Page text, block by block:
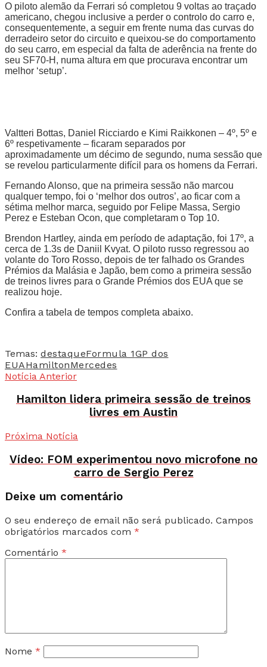
O piloto alemão da Ferrari só completou 9 voltas ao traçado
americano, chegou inclusive a perder o controlo do carro e,
consequentemente, a seguir em frente numa das curvas do
derradeiro setor do circuito e queixou-se do comportamento
do seu carro, em especial da falta de aderência na frente do
seu SF70-H, numa altura em que procurava encontrar um
melhor ‘setup’.
Valtteri Bottas, Daniel Ricciardo e Kimi Raikkonen – 4º, 5º e
6º respetivamente – ficaram separados por
aproximadamente um décimo de segundo, numa sessão que
se revelou particularmente difícil para os homens da Ferrari.
Fernando Alonso, que na primeira sessão não marcou
qualquer tempo, foi o ‘melhor dos outros’, ao ficar com a
sétima melhor marca, seguido por Felipe Massa, Sergio
Perez e Esteban Ocon, que completaram o Top 10.
Brendon Hartley, ainda em período de adaptação, foi 17º, a
cerca de 1.3s de Daniil Kvyat. O piloto russo regressou ao
volante do Toro Rosso, depois de ter falhado os Grandes
Prémios da Malásia e Japão, bem como a primeira sessão
de treinos livres para o Grande Prémios dos EUA que se
realizou hoje.
Confira a tabela de tempos completa abaixo.
Temas: destaqueFormula 1GP dos
EUAHamiltonMercedes
Notícia Anterior
Hamilton lidera primeira sessão de treinos
livres em Austin
Próxima Notícia
Vídeo: FOM experimentou novo microfone no
carro de Sergio Perez
Deixe um comentário
O seu endereço de email não será publicado. Campos
obrigatórios marcados com *
Comentário *
Nome *